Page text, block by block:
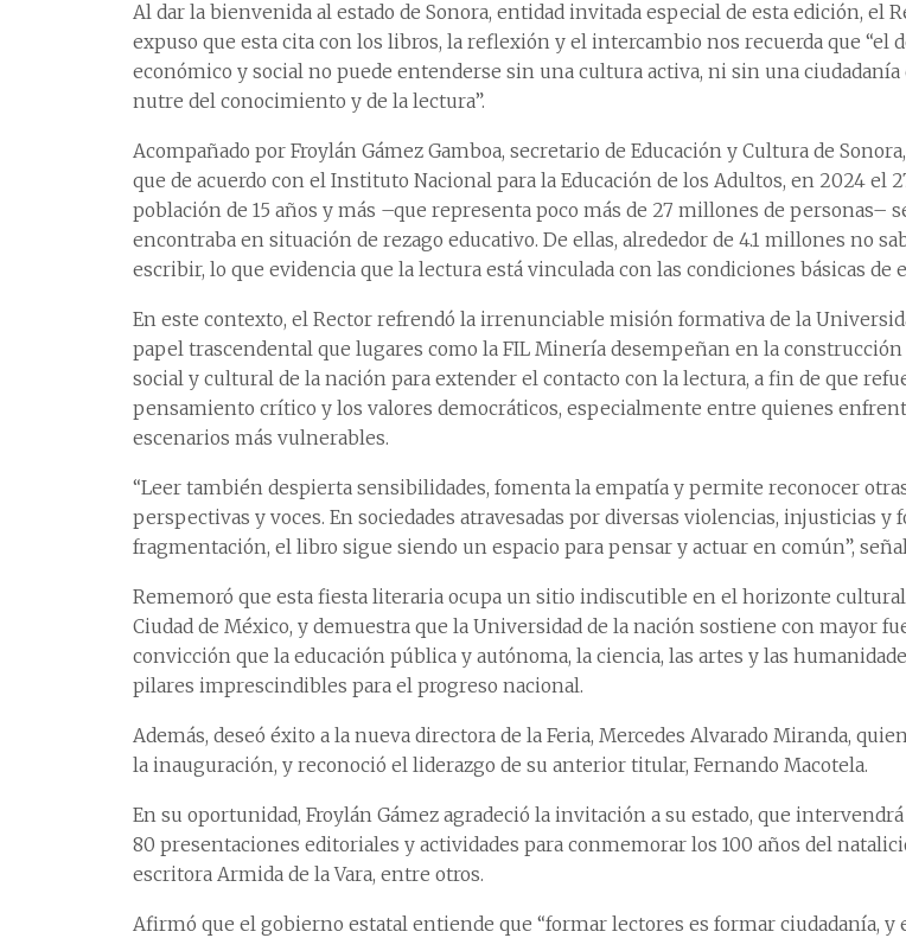
Al dar la bienvenida al estado de Sonora, entidad invitada especial de esta edición, el
expuso que esta cita con los libros, la reflexión y el intercambio nos recuerda que “el
económico y social no puede entenderse sin una cultura activa, ni sin una ciudadanía
nutre del conocimiento y de la lectura”.
Acompañado por Froylán Gámez Gamboa, secretario de Educación y Cultura de
que de acuerdo con el Instituto Nacional para la Educación de los Adultos, en 2024 el
población de 15 años y más –que representa poco más de 27 millones de personas–
encontraba en situación de rezago educativo. De ellas, alrededor de 4.1 millones no
escribir, lo que evidencia que la lectura está vinculada con las condiciones básicas de
En este contexto, el Rector refrendó la irrenunciable misión formativa de la
papel trascendental que lugares como la FIL Minería desempeñan en la construcción
social y cultural de la nación para extender el contacto con la lectura, a fin de que
pensamiento crítico y los valores democráticos, especialmente entre quienes
escenarios más vulnerables.
“Leer también despierta sensibilidades, fomenta la empatía y permite reconocer
perspectivas y voces. En sociedades atravesadas por diversas violencias, injusticias y
fragmentación, el libro sigue siendo un espacio para pensar y actuar en común”,
Rememoró que esta fiesta literaria ocupa un sitio indiscutible en el horizonte
Ciudad de México, y demuestra que la Universidad de la nación sostiene con mayor
convicción que la educación pública y autónoma, la ciencia, las artes y las
pilares imprescindibles para el progreso nacional.
Además, deseó éxito a la nueva directora de la Feria, Mercedes Alvarado Miranda,
la inauguración, y reconoció el liderazgo de su anterior titular, Fernando Macotela.
En su oportunidad, Froylán Gámez agradeció la invitación a su estado, que
80 presentaciones editoriales y actividades para conmemorar los 100 años del
escritora Armida de la Vara, entre otros.
Afirmó que el gobierno estatal entiende que “formar lectores es formar ciudadanía, y